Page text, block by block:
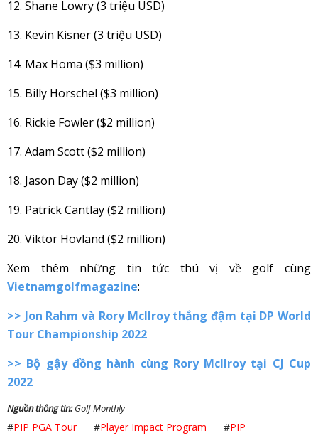
12. Shane Lowry (3 triệu USD)
13. Kevin Kisner (3 triệu USD)
14. Max Homa ($3 million)
15. Billy Horschel ($3 million)
16. Rickie Fowler ($2 million)
17. Adam Scott ($2 million)
18. Jason Day ($2 million)
19. Patrick Cantlay ($2 million)
20. Viktor Hovland ($2 million)
Xem thêm những tin tức thú vị về golf cùng
Vietnamgolfmagazine:
>> Jon Rahm và Rory McIlroy thắng đậm tại DP World
Tour Championship 2022
>> Bộ gậy đồng hành cùng Rory McIlroy tại CJ Cup
2022
Nguồn thông tin:Golf Monthly
#PIP PGA Tour #Player Impact Program #PIP